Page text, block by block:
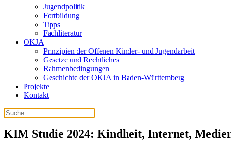
Jugendpolitik
Fortbildung
Tipps
Fachliteratur
OKJA
Prinzipien der Offenen Kinder- und Jugendarbeit
Gesetze und Rechtliches
Rahmenbedingungen
Geschichte der OKJA in Baden-Württemberg
Projekte
Kontakt
KIM Studie 2024: Kindheit, Internet,